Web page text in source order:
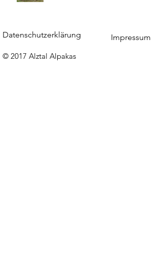
Datenschutzerklärung
Impressum
© 2017 Alztal Alpakas